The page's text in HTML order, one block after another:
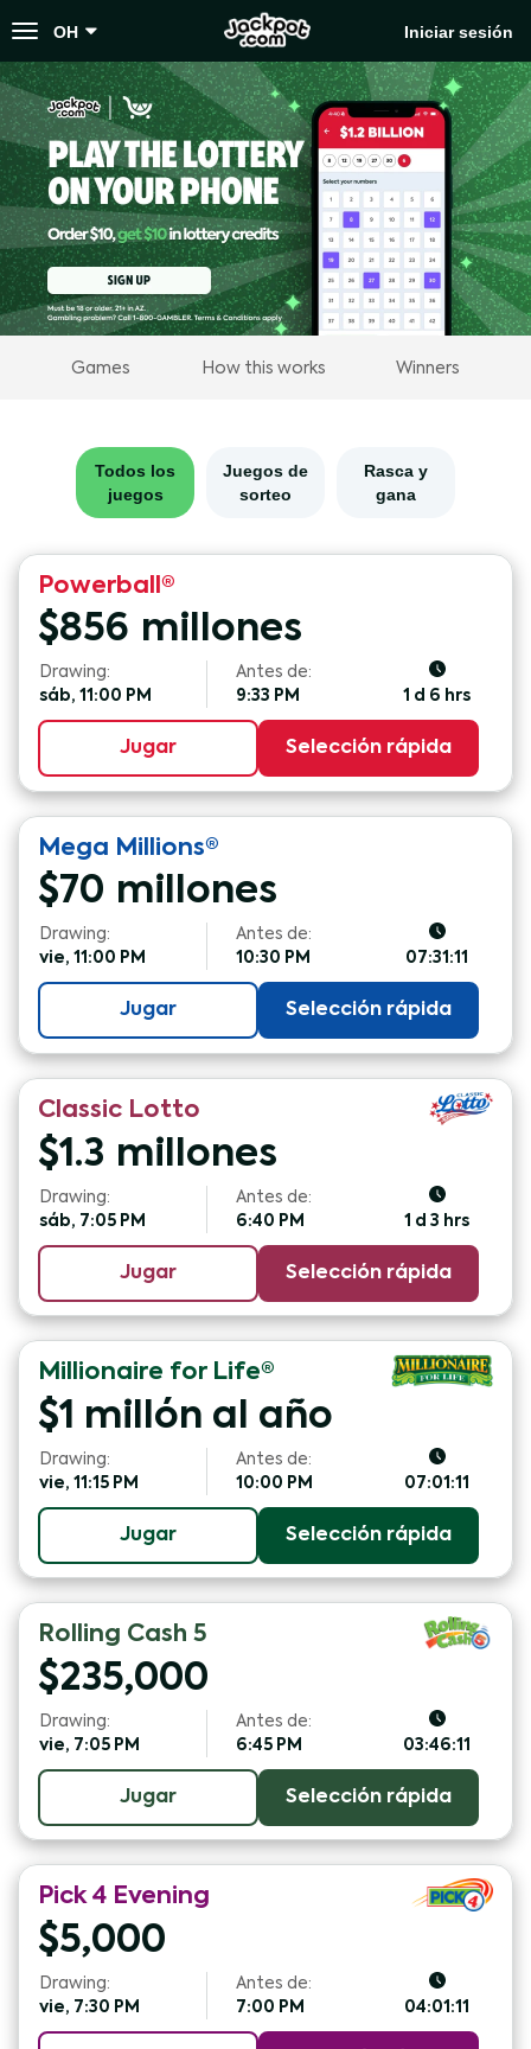
Toggle
navigation
OH Iniciar sesión
Games How this works Winners
Todos los
juegos
Juegos de
sorteo
Rasca y
gana
Powerball®
$856 millones
Drawing:
sáb, 11:00 PM
Antes de:
9:33 PM
1 d 6 hrs
Jugar Selección rápida
Mega Millions®
$70 millones
Drawing:
vie, 11:00 PM
Antes de:
10:30 PM
07:31:10
Jugar Selección rápida
Classic Lotto
$1.3 millones
Drawing:
sáb, 7:05 PM
Antes de:
6:40 PM
1 d 3 hrs
Jugar Selección rápida
Millionaire for Life®
$1 millón al año
Drawing:
vie, 11:15 PM
Antes de:
10:00 PM
07:01:10
Jugar Selección rápida
Rolling Cash 5
$235,000
Drawing:
vie, 7:05 PM
Antes de:
6:45 PM
03:46:10
Jugar Selección rápida
Pick 4 Evening
$5,000
Drawing:
vie, 7:30 PM
Antes de:
7:00 PM
04:01:10